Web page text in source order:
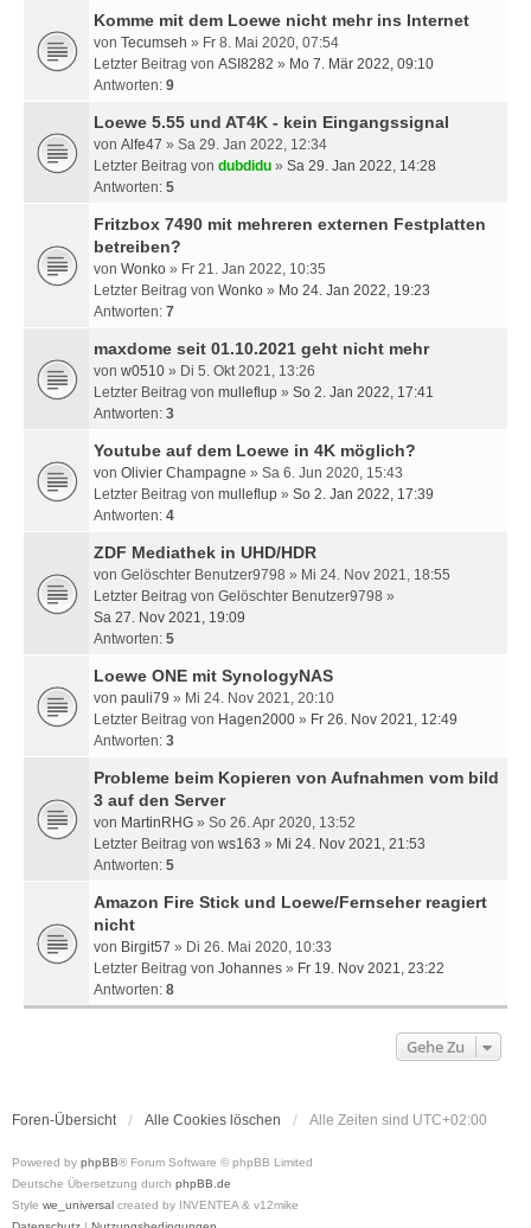
Komme mit dem Loewe nicht mehr ins Internet
von Tecumseh » Fr 8. Mai 2020, 07:54
Letzter Beitrag von ASI8282 » Mo 7. Mär 2022, 09:10
Antworten: 9
Loewe 5.55 und AT4K - kein Eingangssignal
von Alfe47 » Sa 29. Jan 2022, 12:34
Letzter Beitrag von dubdidu » Sa 29. Jan 2022, 14:28
Antworten: 5
Fritzbox 7490 mit mehreren externen Festplatten
betreiben?
von Wonko » Fr 21. Jan 2022, 10:35
Letzter Beitrag von Wonko » Mo 24. Jan 2022, 19:23
Antworten: 7
maxdome seit 01.10.2021 geht nicht mehr
von w0510 » Di 5. Okt 2021, 13:26
Letzter Beitrag von mulleflup » So 2. Jan 2022, 17:41
Antworten: 3
Youtube auf dem Loewe in 4K möglich?
von Olivier Champagne » Sa 6. Jun 2020, 15:43
Letzter Beitrag von mulleflup » So 2. Jan 2022, 17:39
Antworten: 4
ZDF Mediathek in UHD/HDR
von Gelöschter Benutzer9798 » Mi 24. Nov 2021, 18:55
Letzter Beitrag von Gelöschter Benutzer9798 »
Sa 27. Nov 2021, 19:09
Antworten: 5
Loewe ONE mit SynologyNAS
von pauli79 » Mi 24. Nov 2021, 20:10
Letzter Beitrag von Hagen2000 » Fr 26. Nov 2021, 12:49
Antworten: 3
Probleme beim Kopieren von Aufnahmen vom bild
3 auf den Server
von MartinRHG » So 26. Apr 2020, 13:52
Letzter Beitrag von ws163 » Mi 24. Nov 2021, 21:53
Antworten: 5
Amazon Fire Stick und Loewe/Fernseher reagiert
nicht
von Birgit57 » Di 26. Mai 2020, 10:33
Letzter Beitrag von Johannes » Fr 19. Nov 2021, 23:22
Antworten: 8
Gehe Zu
Foren-Übersicht Alle Cookies löschen Alle Zeiten sind UTC+02:00
Powered by phpBB® Forum Software © phpBB Limited
Deutsche Übersetzung durch phpBB.de
Style we_universal created by INVENTEA & v12mike